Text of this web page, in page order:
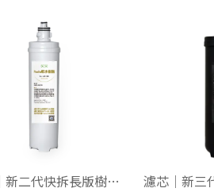
濾芯｜新二代快拆長版樹脂【NSF認證】